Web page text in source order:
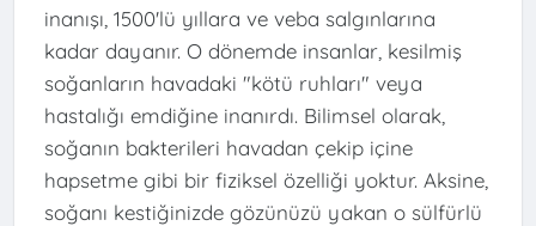
inanışı, 1500'lü yıllara ve veba salgınlarına
kadar dayanır. O dönemde insanlar, kesilmiş
soğanların havadaki "kötü ruhları" veya
hastalığı emdiğine inanırdı. Bilimsel olarak,
soğanın bakterileri havadan çekip içine
hapsetme gibi bir fiziksel özelliği yoktur. Aksine,
soğanı kestiğinizde gözünüzü yakan o sülfürlü